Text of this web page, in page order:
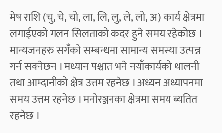
मेष राशि (चु, चे, चो, ला, लि, लु, ले, लो, अ) कार्य क्षेत्रमा
लगाईएको गलन सिलताको कदर हुने समय रहेकोछ ।
मान्यजनहरु सगँको सम्बन्धमा सामान्य समस्या उत्पन्न
गर्न सक्नेछन । मध्यान पश्चात भने नयाँकार्यको थालनी
तथा आम्दानीको क्षेत्र उत्तम रहनेछ । अध्यन अध्यापनमा
समय उत्तम रहनेछ । मनोरञ्जनका क्षेत्रमा समय ब्यतित
रहनेछ ।